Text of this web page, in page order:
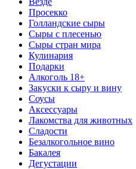
Просекко
Голландские сыры
Сыры с плесенью
Сыры стран мира
Кулинария
Подарки
Алкоголь 18+
Закуски к сыру и вину
Соусы
Аксессуары
Лакомства для животных
Сладости
Безалкогольное вино
Бакалея
Дегустации